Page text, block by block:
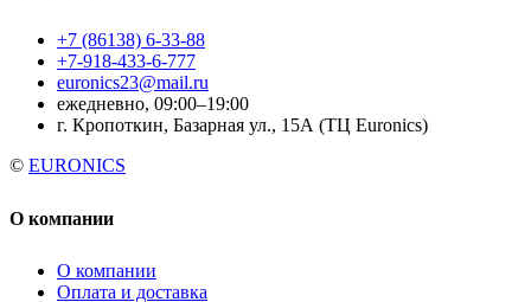
+7 (86138) 6-33-88
+7-918-433-6-777
euronics23@mail.ru
ежедневно, 09:00–19:00
г. Кропоткин, Базарная ул., 15А (ТЦ Euronics)
© EURONICS
О компании
О компании
Оплата и доставка